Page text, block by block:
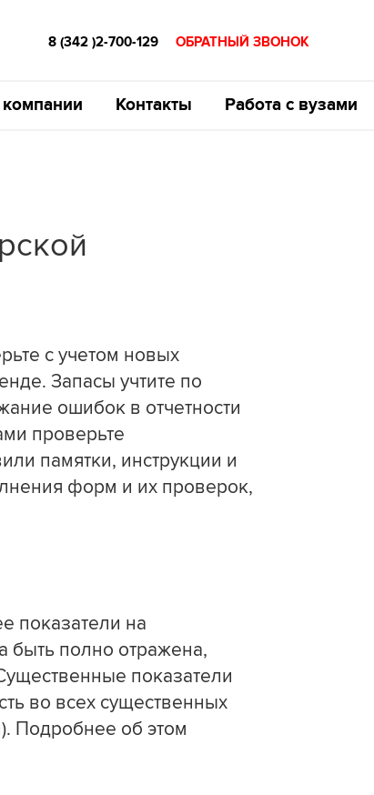
8 (342 )2-700-129 ОБРАТНЫЙ ЗВОНОК
Контакты Работа с вузами
с учетом новых
Запасы учтите по
ошибок в отчетности
проверьте
памятки, инструкции и
форм и их проверок,
показатели на
полно отражена,
показатели
во всех существенных
Подробнее об этом